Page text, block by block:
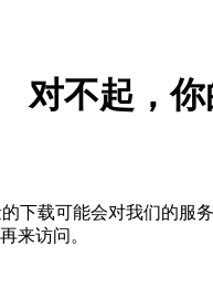
对不起，
下载可能会对我们的
来访问。